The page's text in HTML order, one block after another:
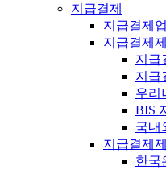
지급결제
지급결제
지급결제
지급
지급
우리
BIS
국내
지급결제
한국